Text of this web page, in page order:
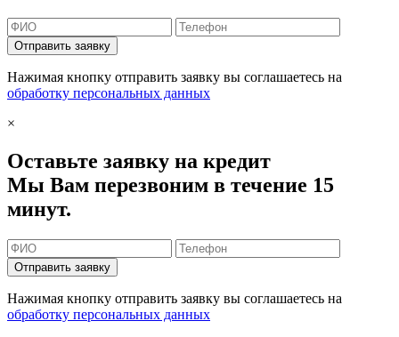
Отправить заявку
Нажимая кнопку отправить заявку вы соглашаетесь на
обработку персональных данных
×
Оставьте заявку на кредит
Мы Вам перезвоним в течение 15
минут.
Отправить заявку
Нажимая кнопку отправить заявку вы соглашаетесь на
обработку персональных данных